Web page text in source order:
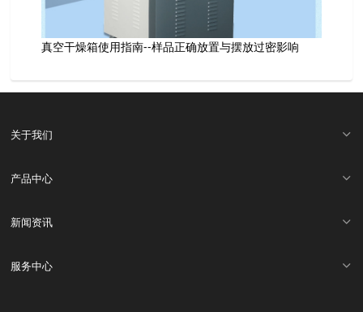
真空干燥箱使用指南--样品正确放置与摆放过密影响
关于我们
产品中心
新闻资讯
服务中心